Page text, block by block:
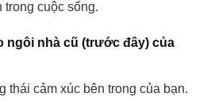
cuộc sống.
ngôi nhà cũ (trước đây) của
thái cảm xúc bên trong của bạn.